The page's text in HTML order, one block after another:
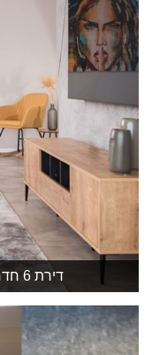
דירת 6 חדרים סגנון מודרני בקרית אונו